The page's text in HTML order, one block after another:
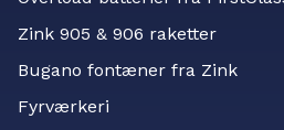
Zink 905 & 906 raketter
Bugano fontæner fra Zink
Fyrværkeri